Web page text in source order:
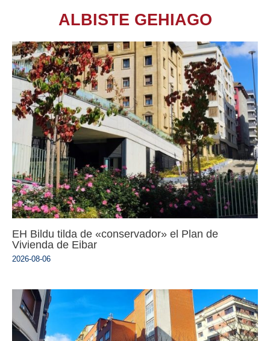
ALBISTE GEHIAGO
EH Bildu tilda de «conservador» el Plan de
Vivienda de Eibar
2026-08-06